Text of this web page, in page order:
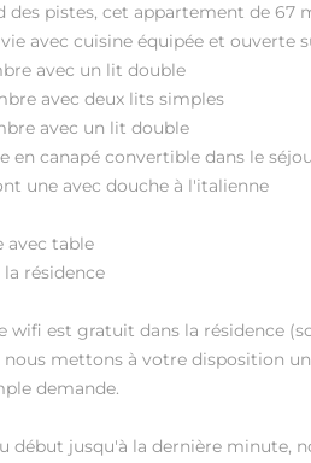
pistes, cet appartement de 67
avec cuisine équipée et ouverte
avec un lit double
avec deux lits simples
avec un lit double
en canapé convertible dans le
une avec douche à l'italienne
avec table
la résidence
wifi est gratuit dans la résidence
nous mettons à votre disposition
demande.
début jusqu'à la dernière minute,